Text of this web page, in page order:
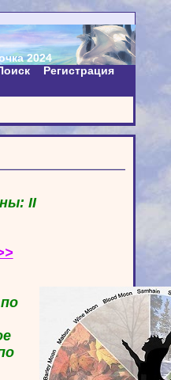
2024
Регистрация
II